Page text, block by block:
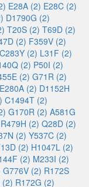
E28A (2) E28C (2)
D1790G (2)
T20S (2) T69D (2)
(2) F359V (2)
C283Y (2) L31F (2)
(2) P50I (2)
(2) G71R (2)
E280A (2) D1152H
C1494T (2)
G170R (2) A581G
R479H (2) Q28D (2)
(2) Y537C (2)
(2) H1047L (2)
(2) M233I (2)
G776V (2) R172S
(2) R172G (2)